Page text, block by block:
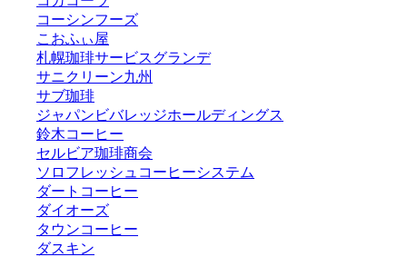
コーシンフーズ
こおふぃ屋
札幌珈琲サービスグランデ
サニクリーン九州
サブ珈琲
ジャパンビバレッジホールディングス
鈴木コーヒー
セルビア珈琲商会
ソロフレッシュコーヒーシステム
ダートコーヒー
ダイオーズ
タウンコーヒー
ダスキン